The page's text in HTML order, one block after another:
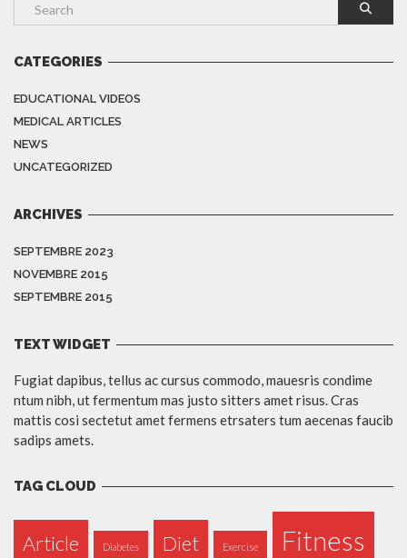
CATEGORIES
EDUCATIONAL VIDEOS
MEDICAL ARTICLES
NEWS
UNCATEGORIZED
ARCHIVES
SEPTEMBRE 2023
NOVEMBRE 2015
SEPTEMBRE 2015
TEXT WIDGET
Fugiat dapibus, tellus ac cursus commodo, mauesris condime
ntum nibh, ut fermentum mas justo sitters amet risus. Cras
mattis cosi sectetut amet fermens etrsaters tum aecenas faucib
sadips amets.
TAG CLOUD
Article Diabetes Diet Exercise
Fitness